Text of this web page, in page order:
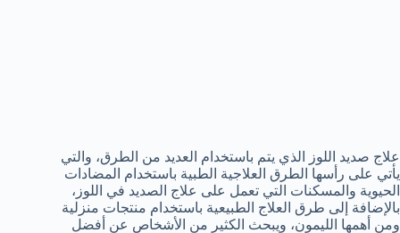
علاج صديد اللوز الذي يتم باستخدام العديد من الطرق، والتي
يأتي على رأسها الطرق العلاجية الطبية باستخدام المضادات
الحيوية والمسكنات التي تعمل على علاج الصديد في اللوز،
بالإضافة إلى طرق العلاج الطبيعية باستخدام منتجات منزلية
ومن أهمها الليمون، ويبحث الكثير من الأشخاص عن أفضل